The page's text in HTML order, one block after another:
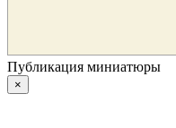
Публикация миниатюры
×